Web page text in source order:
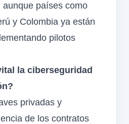
países como
y Colombia ya están
pilotos
la ciberseguridad
privadas y
de los contratos